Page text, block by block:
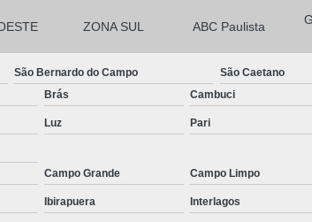
Micropigmentação
Micropigmentação de Barba São
Micropigmentação Fio a Fio Barba
Micropigmentação na Barba ABC
Nano Micropigmentação de Barba
Nano Pigmentação Cabelo Rio
ZONA SUL ABC Paulista
São Bernardo do Campo São Caetano
Brás Cambuci
Luz Pari
Campo Grande Campo Limpo
Ibirapuera Interlagos